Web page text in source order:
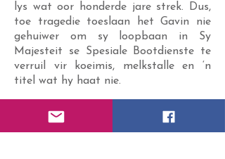
lys wat oor honderde jare strek. Dus,
toe tragedie toeslaan het Gavin nie
gehuiwer om sy loopbaan in Sy
Majesteit se Spesiale Bootdienste te
verruil vir koeimis, melkstalle en ‘n
titel wat hy haat nie.
Daar is egter ‘n klein probleempie.
Kayla herinner hom aan iemand